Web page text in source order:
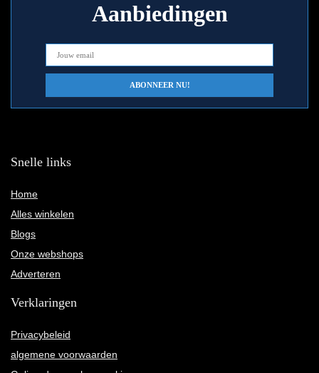
Aanbiedingen
Snelle links
Home
Alles winkelen
Blogs
Onze webshops
Adverteren
Verklaringen
Privacybeleid
algemene voorwaarden